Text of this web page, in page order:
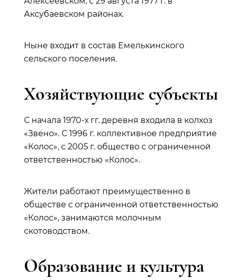
Аксубаевском районах.
Ныне входит в состав Емелькинского
сельского поселения.
Хозяйствующие субъекты
С начала 1970-х гг. деревня входила в колхоз
«Звено». С 1996 г. коллективное предприятие
«Колос», с 2005 г. общество с ограниченной
ответственностью «Колос».
Жители работают преимущественно в
обществе с ограниченной ответственностью
«Колос», занимаются молочным
скотоводством.
Образование и культура